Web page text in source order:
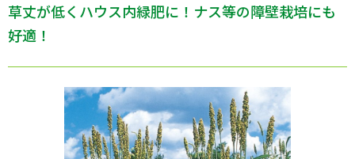
草丈が低くハウス内緑肥に！ナス等の障壁栽培にも
好適！